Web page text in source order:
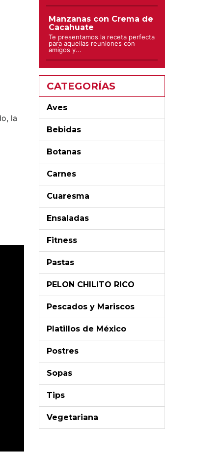
la
Manzanas con Crema de
Cacahuate
Te presentamos la receta perfecta
para aquellas reuniones con
amigos y...
CATEGORÍAS
Aves
Bebidas
Botanas
Carnes
Cuaresma
Ensaladas
Fitness
Pastas
PELON CHILITO RICO
Pescados y Mariscos
Platillos de México
Postres
Sopas
Tips
Vegetariana